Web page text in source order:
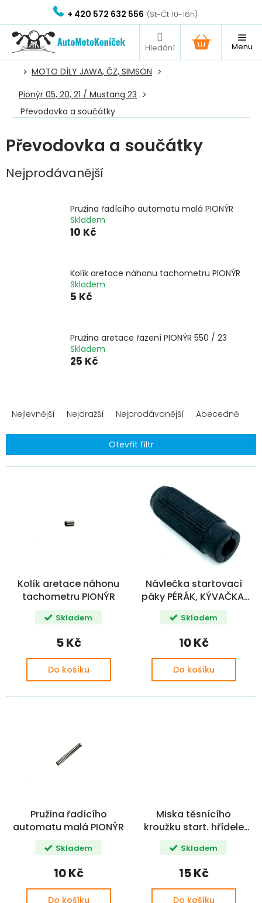
obsah
+ 420 572 632 556
NÁKUPNÍ
KOŠÍK
MOTO DÍLY JAWA, ČZ, SIMSON
Pionýr 05, 20, 21 / Mustang 23
Převodovka a součátky
Převodovka a součátky
Nejprodávanější
Pružina řadícího automatu malá PIONÝR
Skladem
10 Kč
Kolík aretace náhonu tachometru PIONÝR
Skladem
5 Kč
Pružina aretace řazení PIONÝR 550 / 23
Skladem
25 Kč
a
e
n
í
Nejlevnější Nejdražší Nejprodávanější Abecedně
Otevřít filtr
V
Kolík aretace náhonu
tachometru PIONÝR
Skladem
5 Kč
Do košíku
Návlečka startovací
páky PÉRÁK, KÝVAČKA,
PIONÝR CZ+
Skladem
10 Kč
Do košíku
Pružina řadícího
automatu malá PIONÝR
Skladem
10 Kč
Do košíku
Miska těsnícího
kroužku start. hřídele
PIO CZ
Skladem
15 Kč
Do košíku